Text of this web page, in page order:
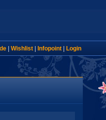
| Wishlist| Infopoint| Login